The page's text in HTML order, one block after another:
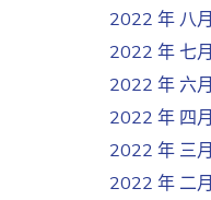
2022 年 八月
2022 年 七月
2022 年 六月
2022 年 四月
2022 年 三月
2022 年 二月